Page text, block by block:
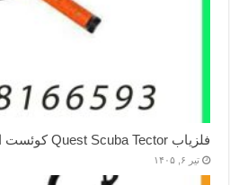
فلزیاب Quest Scuba Tector کوئست اسکوبا تکتور
تیر ۶, ۱۴۰۵